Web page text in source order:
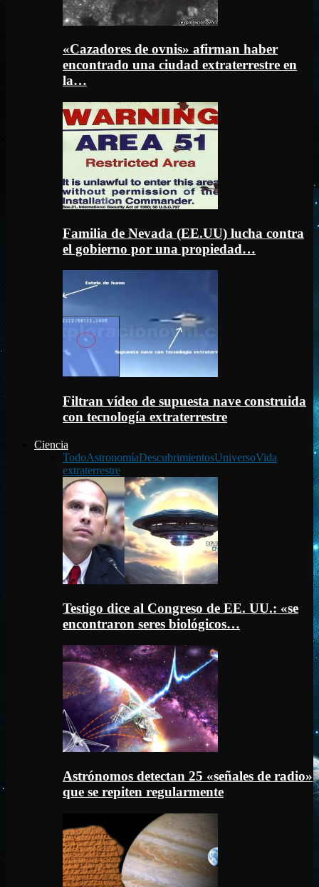
«Cazadores de ovnis» afirman haber
encontrado una ciudad extraterrestre en
la…
Familia de Nevada (EE.UU) lucha contra
el gobierno por una propiedad…
Filtran vídeo de supuesta nave construida
con tecnología extraterrestre
Ciencia
TodoAstronomíaDescubrimientosUniversoVida
extraterrestre
Testigo dice al Congreso de EE. UU.: «se
encontraron seres biológicos…
Astrónomos detectan 25 «señales de radio»
que se repiten regularmente